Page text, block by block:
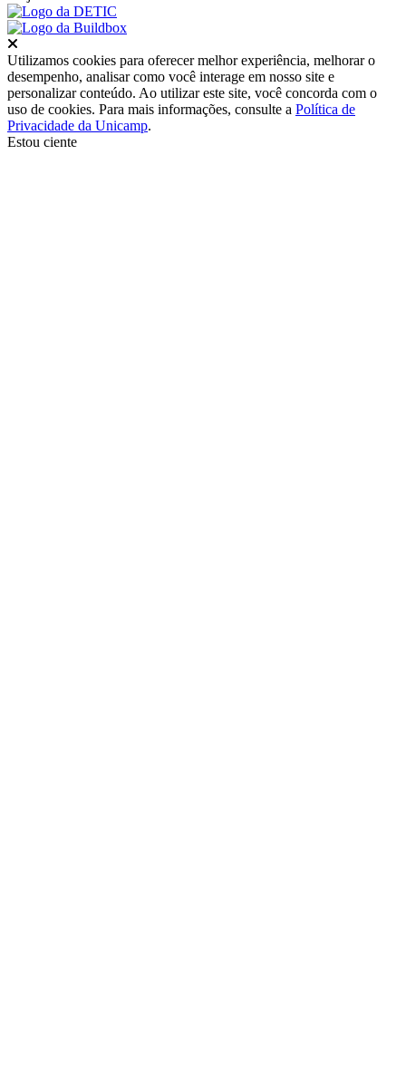
Utilizamos cookies para oferecer melhor experiência, melhorar o
desempenho, analisar como você interage em nosso site e
personalizar conteúdo. Ao utilizar este site, você concorda com o
uso de cookies. Para mais informações, consulte a Política de
Privacidade da Unicamp.
Estou ciente